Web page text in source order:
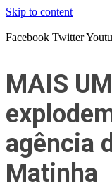
Skip to content
Facebook Twitter
MAIS
agência
Matinha